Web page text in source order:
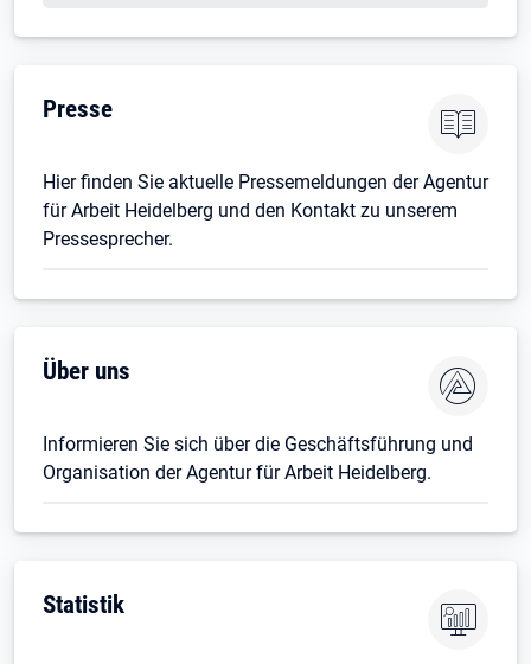
Presse
Hier finden Sie aktuelle Pressemeldungen der Agentur
für Arbeit Heidelberg und den Kontakt zu unserem
Pressesprecher.
Über uns
Informieren Sie sich über die Geschäftsführung und
Organisation der Agentur für Arbeit Heidelberg.
Statistik